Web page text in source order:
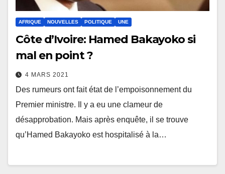
AFRIQUE NOUVELLES POLITIQUE UNE
Côte d’Ivoire: Hamed Bakayoko si
mal en point ?
4 MARS 2021
Des rumeurs ont fait état de l’empoisonnement du
Premier ministre. Il y a eu une clameur de
désapprobation. Mais après enquête, il se trouve
qu’Hamed Bakayoko est hospitalisé à la…